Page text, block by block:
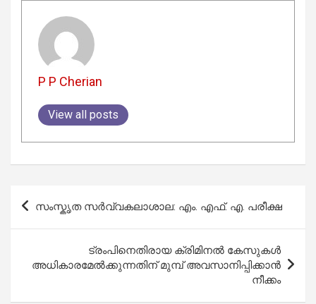
P P Cherian
View all posts
Post
navigation
സംസ്കൃത സർവ്വകലാശാല: എം. എഫ്. എ. പരീക്ഷ
ട്രംപിനെതിരായ ക്രിമിനൽ കേസുകൾ
അധികാരമേൽക്കുന്നതിന് മുമ്പ് അവസാനിപ്പിക്കാൻ
നീക്കം